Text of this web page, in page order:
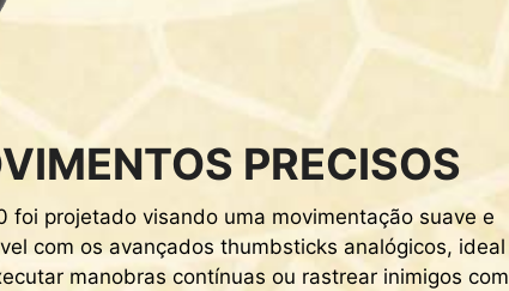
PRECISOS
foi projetado visando uma movimentação suave e
com os avançados thumbsticks analógicos, ideal
manobras contínuas ou rastrear inimigos com